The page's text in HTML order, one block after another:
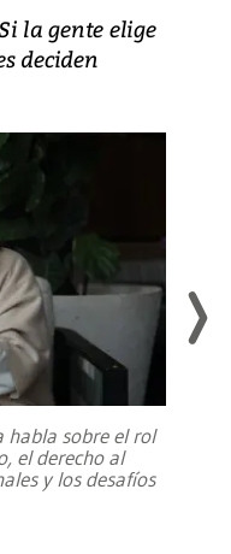
la gente elige
deciden
habla sobre el rol
el derecho al
y los desafíos